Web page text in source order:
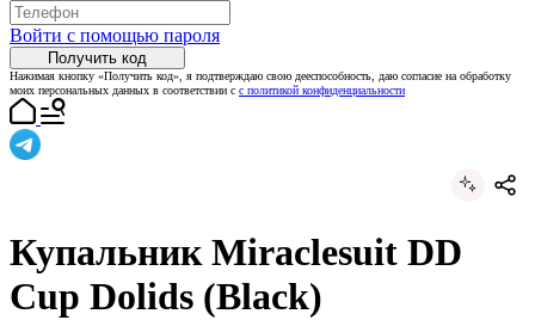
Войти с помощью пароля
Получить код
Нажимая кнопку «Получить код», я подтверждаю свою дееспособность, даю согласие на обработку
моих персональных данных в соответствии с с политикой конфиденциальности
Купальник Miraclesuit DD
Cup Dolids (Black)